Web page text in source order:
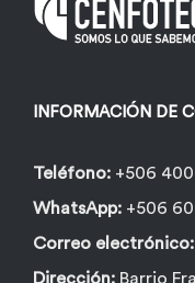
INFORMACIÓN DE
Teléfono: +506
WhatsApp: +506
Correo electrónico:
Dirección: Barrio